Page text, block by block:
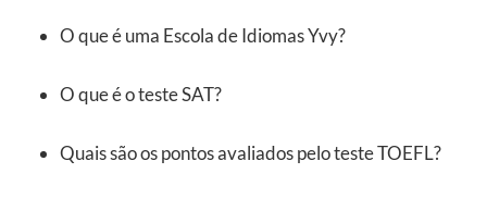
O que é uma Escola de Idiomas Yvy?
O que é o teste SAT?
Quais são os pontos avaliados pelo teste TOEFL?